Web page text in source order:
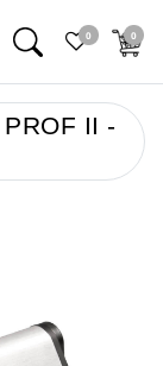
0 0
II -